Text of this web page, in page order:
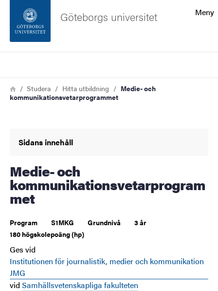
Sidfoten
Om webbplatsen
Meny
Göteborgs universitet
Länkstig
HemStudera Hitta utbildning
Medie- och
kommunikationsvetarprogrammet
Sidans innehåll
Medie- och
kommunikationsvetarprogram
met
Program S1MKG Grundnivå
3 år
180 högskolepoäng (hp)
Ges vid
Institutionen för journalistik, medier och kommunikation
JMG
vid Samhällsvetenskapliga fakulteten